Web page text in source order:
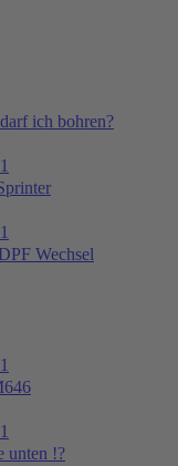
ich bohren?
Wechsel
unten !?